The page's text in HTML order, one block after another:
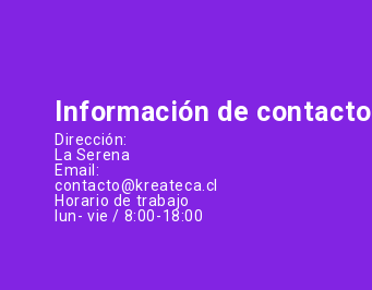
Información de contacto
Dirección:
La Serena
Email:
contacto@kreateca.cl
Horario de trabajo
lun- vie / 8:00-18:00